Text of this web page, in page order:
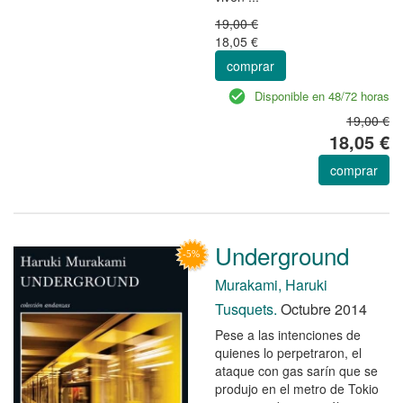
19,00 €
18,05 €
comprar
Disponible en 48/72 horas
19,00 €
18,05 €
comprar
Underground
Murakami, Haruki
Tusquets. Octubre 2014
Pese a las intenciones de
quienes lo perpetraron, el
ataque con gas sarín que se
produjo en el metro de Tokio